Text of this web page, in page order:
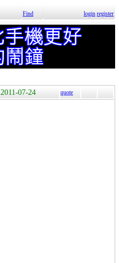
Find login register
2011-07-24 quote